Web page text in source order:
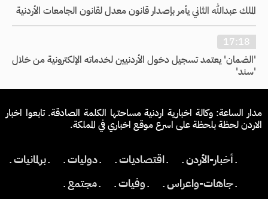
الملك عبدالله الثاني يأمر بإصدار قانون معدل لقانون الجامعات الأردنية
17:18
'الضمان' يعتمد تسجيل دخول الأردنيين لخدماته الإلكترونية من خلال
'سند'
مدار الساعة: وكالة اخبارية اردنية مساحتها الكلمة الصادقة. تابعوا اخبار
الاردن لحظة بلحظة على اسرع موقع اخباري في المملكة.
ـ أخبار-الأردن ـ ـ اقتصاديات ـ ـ دوليات ـ
ـ برلمانيات ـ
ـ جاهات-واعراس ـ
ـ وفيات ـ
ـ مجتمع ـ